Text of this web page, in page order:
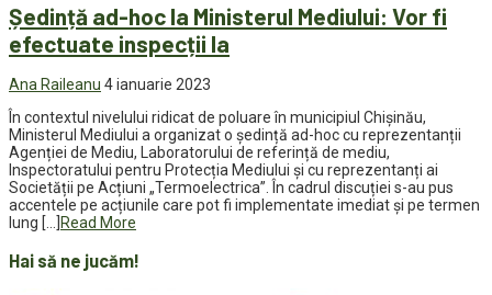
Ședință ad-hoc la Ministerul Mediului: Vor fi
efectuate inspecții la
Ana Raileanu 4 ianuarie 2023
În contextul nivelului ridicat de poluare în municipiul Chișinău,
Ministerul Mediului a organizat o ședință ad-hoc cu reprezentanții
Agenției de Mediu, Laboratorului de referință de mediu,
Inspectoratului pentru Protecția Mediului și cu reprezentanți ai
Societății pe Acțiuni „Termoelectrica”. În cadrul discuției s-au pus
accentele pe acțiunile care pot fi implementate imediat și pe termen
lung […] Read More
Hai să ne jucăm!